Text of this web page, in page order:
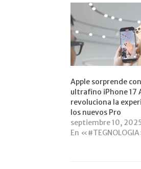
Apple sorprende
ultrafino iPhone 17
revoluciona la
los nuevos Pro
septiembre 10,
En